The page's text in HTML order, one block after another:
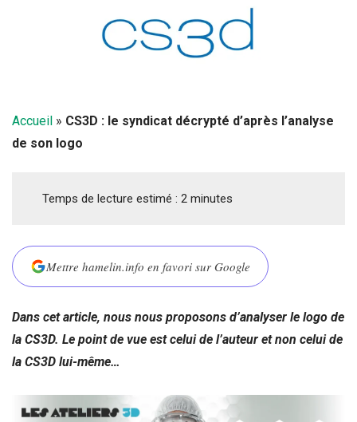
Accueil » CS3D : le syndicat décrypté d’après l’analyse
de son logo
Temps de lecture estimé : 2 minutes
Mettre hamelin.info en favori sur Google
Dans cet article, nous nous proposons d’analyser le logo de
la CS3D. Le point de vue est celui de l’auteur et non celui de
la CS3D lui-même…